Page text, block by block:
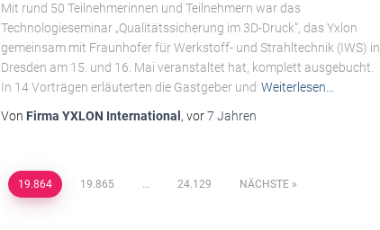
Mit rund 50 Teilnehmerinnen und Teilnehmern war das
Technologieseminar „Qualitätssicherung im 3D-Druck“, das Yxlon
gemeinsam mit Fraunhofer für Werkstoff- und Strahltechnik (IWS) in
Dresden am 15. und 16. Mai veranstaltet hat, komplett ausgebucht.
In 14 Vorträgen erläuterten die Gastgeber und Weiterlesen…
Von Firma YXLON International , vor7 Jahren
19.864 19.865 … 24.129 NÄCHSTE